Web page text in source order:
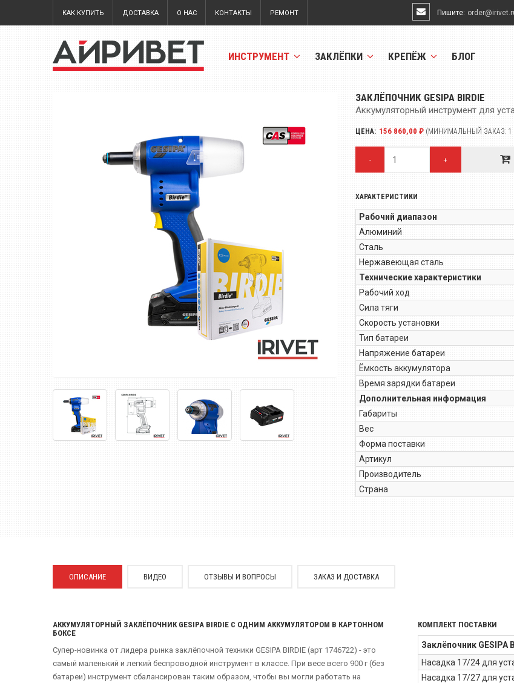
КАК КУПИТЬ ДОСТАВКА О НАС КОНТАКТЫ РЕМОНТ Пишите:
ИНСТРУМЕНТ ЗАКЛЁПКИ КРЕПЁЖ БЛОГ
ЗАКЛЁПОЧНИК GESIPA BIRDIE
Аккумуляторный инструмент для
ЦЕНА: 156 860,00 ₽ (МИНИМАЛЬНЫЙ ЗАКАЗ: 1
- +
ХАРАКТЕРИСТИКИ
Рабочий диапазон
Алюминий
Сталь
Нержавеющая сталь
Технические характеристики
Рабочий ход
Сила тяги
Скорость установки
Тип батареи
Напряжение батареи
Ёмкость аккумулятора
Время зарядки батареи
Дополнительная информация
Габариты
Вес
Форма поставки
Артикул
Производитель
Страна
ОПИСАНИЕ ВИДЕО ОТЗЫВЫ И ВОПРОСЫ ЗАКАЗ И ДОСТАВКА
АККУМУЛЯТОРНЫЙ ЗАКЛЁПОЧНИК GESIPA BIRDIE С ОДНИМ АККУМУЛЯТОРОМ В КАРТОННОМ
БОКСЕ
Супер-новинка от лидера рынка заклёпочной техники GESIPA BIRDIE (арт 1746722) - это
самый маленький и легкий беспроводной инструмент в классе. При весе всего 900 г (без
батареи) инструмент сбалансирован таким образом, чтобы вы могли работать на
КОМПЛЕКТ ПОСТАВКИ
Заклёпочник GESIPA
Насадка 17/24 для
Насадка 17/27 для